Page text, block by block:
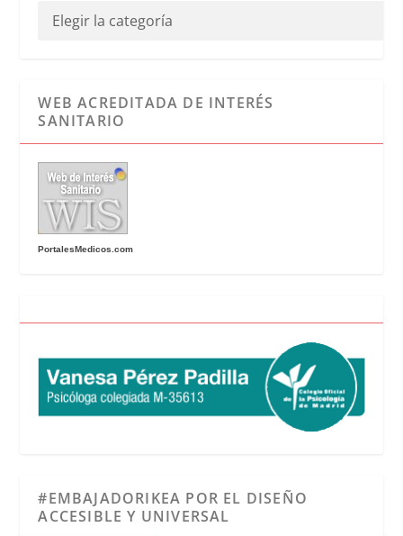
WEB ACREDITADA DE INTERÉS
SANITARIO
PortalesMedicos.com
#EMBAJADORIKEA POR EL DISEÑO
ACCESIBLE Y UNIVERSAL